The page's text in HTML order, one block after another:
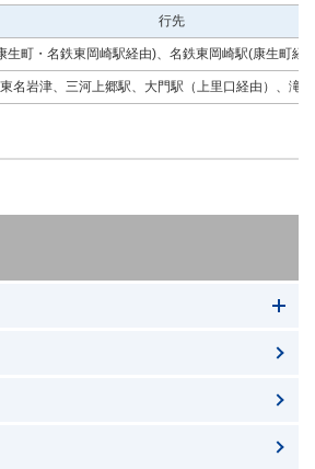
行先
生町・名鉄東岡崎駅経由)、名鉄東岡崎駅(康生町経
名岩津、三河上郷駅、大門駅（上里口経由）、滝